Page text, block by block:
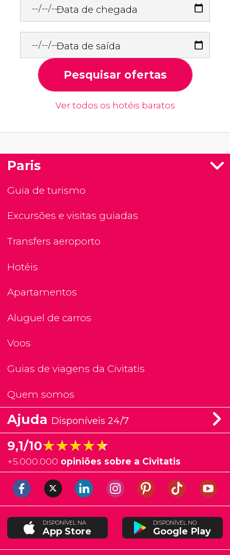
Data de chegada
Data de saída
Pesquisar ofertas
Ver todos os hotéis baratos
Paris
Guia de turismo
Excursões e visitas guiadas
Transfers aeroporto
Hotéis
Apartamentos
Aluguel de carros
Voos
Guias de viagens da Civitatis
Quem somos
Ajuda Disponíveis 24/7
9,1/10★★★★★
★★★★★
+5.000.000 opiniões sobre a Civitatis
DISPONÍVEL NA
App Store
DISPONÍVEL NO
Google Play